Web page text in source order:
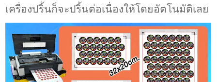
เครื่องปริ้นก็จะปริ้นต่อเนื่องให้โดยอัตโนมัติเลย